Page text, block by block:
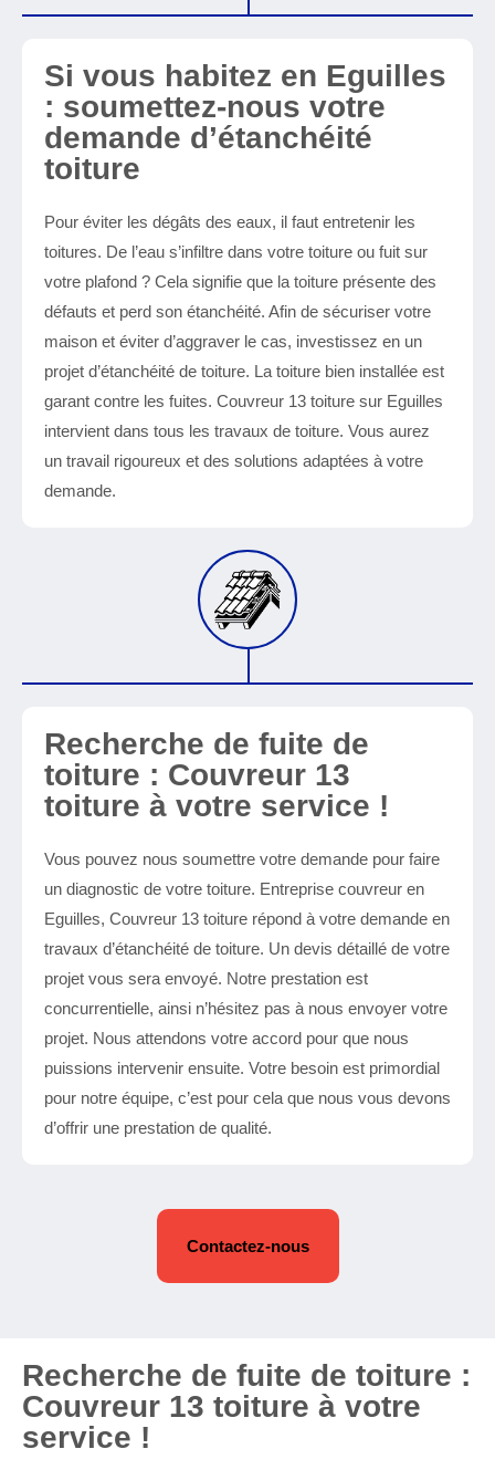
Si vous habitez en Eguilles
: soumettez-nous votre
demande d’étanchéité
toiture
Pour éviter les dégâts des eaux, il faut entretenir les
toitures. De l’eau s’infiltre dans votre toiture ou fuit sur
votre plafond ? Cela signifie que la toiture présente des
défauts et perd son étanchéité. Afin de sécuriser votre
maison et éviter d’aggraver le cas, investissez en un
projet d’étanchéité de toiture. La toiture bien installée est
garant contre les fuites. Couvreur 13 toiture sur Eguilles
intervient dans tous les travaux de toiture. Vous aurez
un travail rigoureux et des solutions adaptées à votre
demande.
Recherche de fuite de
toiture : Couvreur 13
toiture à votre service !
Vous pouvez nous soumettre votre demande pour faire
un diagnostic de votre toiture. Entreprise couvreur en
Eguilles, Couvreur 13 toiture répond à votre demande en
travaux d’étanchéité de toiture. Un devis détaillé de votre
projet vous sera envoyé. Notre prestation est
concurrentielle, ainsi n’hésitez pas à nous envoyer votre
projet. Nous attendons votre accord pour que nous
puissions intervenir ensuite. Votre besoin est primordial
pour notre équipe, c’est pour cela que nous vous devons
d’offrir une prestation de qualité.
Contactez-nous
Recherche de fuite de toiture :
Couvreur 13 toiture à votre
service !